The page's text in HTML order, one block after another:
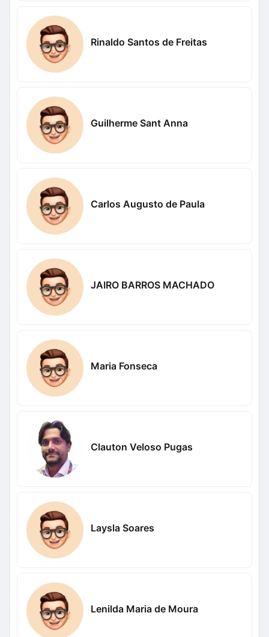
Rinaldo Santos de Freitas
Guilherme Sant Anna
Carlos Augusto de Paula
JAIRO BARROS MACHADO
Maria Fonseca
Clauton Veloso Pugas
Laysla Soares
Lenilda Maria de Moura